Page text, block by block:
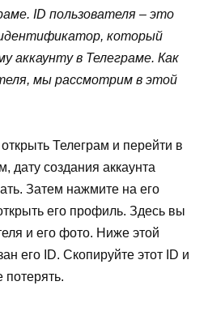
ID пользователя – это
который
аккаунту в Телеграме. Как
мы рассмотрим в этой
Телеграм и перейти в
дату создания аккаунта
Затем нажмите на его
его профиль. Здесь вы
и его фото. Ниже этой
его ID. Скопируйте этот ID и
потерять.